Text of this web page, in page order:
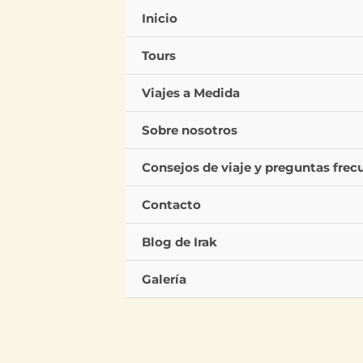
Inicio
Tours
Viajes a Medida
Sobre nosotros
Consejos de viaje y preguntas
Contacto
Blog de Irak
Galería